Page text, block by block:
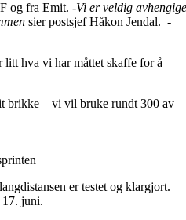
og fra Emit. -Vi er veldig avhengige
sier postsjef Håkon Jendal. -
litt hva vi har måttet skaffe for å
brikke – vi vil bruke rundt 300 av
er testet og klargjort.
17. juni.